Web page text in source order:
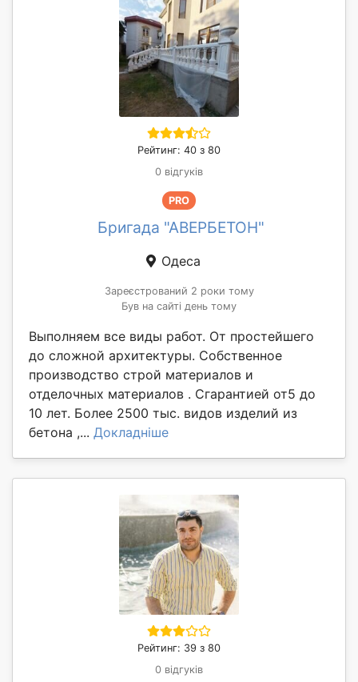
Рейтинг: 40 з 80
0 відгуків
PRO
Бригада "АВЕРБЕТОН"
Одеса
Зареєстрований 2 роки тому
Був на сайті день тому
Выполняем все виды работ. От простейшего
до сложной архитектуры. Собственное
производство строй материалов и
отделочных материалов . Сгарантией от5 до
10 лет. Более 2500 тыс. видов изделий из
бетона ,... Докладніше
Рейтинг: 39 з 80
0 відгуків